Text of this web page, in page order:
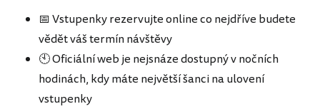
📅 Vstupenky rezervujte online co nejdříve budete
vědět váš termín návštěvy
🕙 Oficiální web je nejsnáze dostupný v nočních
hodinách, kdy máte největší šanci na ulovení
vstupenky